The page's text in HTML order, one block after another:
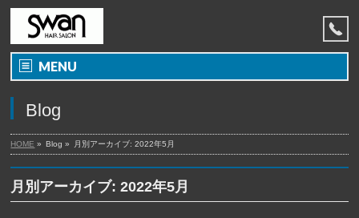
MENU
Blog
HOME » Blog » 月別アーカイブ: 2022年5月
月別アーカイブ: 2022年5月